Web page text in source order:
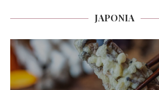
JAPONIA